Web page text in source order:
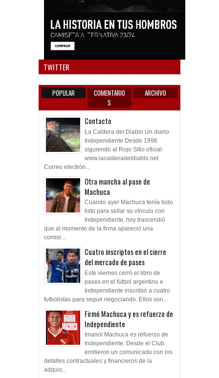
TWITTER
POPULAR
COMENTARIO
S
ARCHIVO
Contacto
La Caldera del Diablo Un diario
Independiente Desde 1996
siguiendo al Rojo Sitio oficial:
www.lacalderadeldiablo.net
Correo electrón...
Otra mancha al pase de
Machuca
Cuando ayer Machuca tenía todo
listo para sellar su vínculo con
Independiente, hoy trascendió
que al momento de la firma apareció una
comisi...
Cuatro inscriptos en el cierre
del mercado de pases
Este viernes cerró el libro de
pases en el fútbol argentino e
Independiente inscribió a cuatro
futbolistas para seguir negociando. Ellos son...
Firmó Machuca y es refuerzo de
Independiente
Imanol Machuca es refuerzo de
Independiente. Desde el Club
emitieron un comunicado con los
detalles contractuales y financieros de la
adquis...